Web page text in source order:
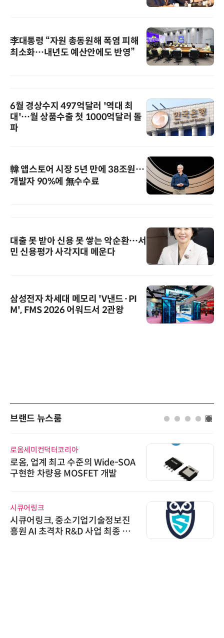
李대통령 “자원 총동원해 폭염 피해
최소화…내년도 예산안에도 반영”
6월 경상수지 497억달러 '역대 최
대'…월 상품수출 첫 1000억달러 돌
파
韓 앱스토어 시장 5년 만에 38조원…
개발자 90%에 無수수료
대출 못 받아 신용 못 쌓는 악순환…서
민 신용평가 사각지대 메운다
삼성전자 차세대 메모리 'V낸드·PI
M', FMS 2026 어워드서 2관왕
브랜드 뉴스룸
로옴세미컨덕터코리아
로옴, 업계 최고 수준의 Wide-SOA
구현한 차량용 MOSFET 개발
시큐어링크
시큐어링크, 중소기업기술정보진
흥원 AI 초격차 R&D 사업 최종 선